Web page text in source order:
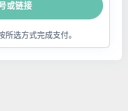
或链接
所选方式完成支付。